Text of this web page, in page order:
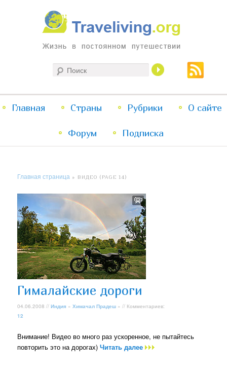
Traveliving
Жизнь в постоянном путешествии
меню
Перейти
к
Перейти
к
Главная Страны Рубрики О сайте
Форум Подписка
Главная страница » ВИДЕО (PAGE 14)
Гималайские дороги
04.06.2008 //Индия »Химачал Прадеш » // Комментариев:
12
Внимание! Видео во много раз ускоренное, не пытайтесь
повторить это на дорогах)Читать далее